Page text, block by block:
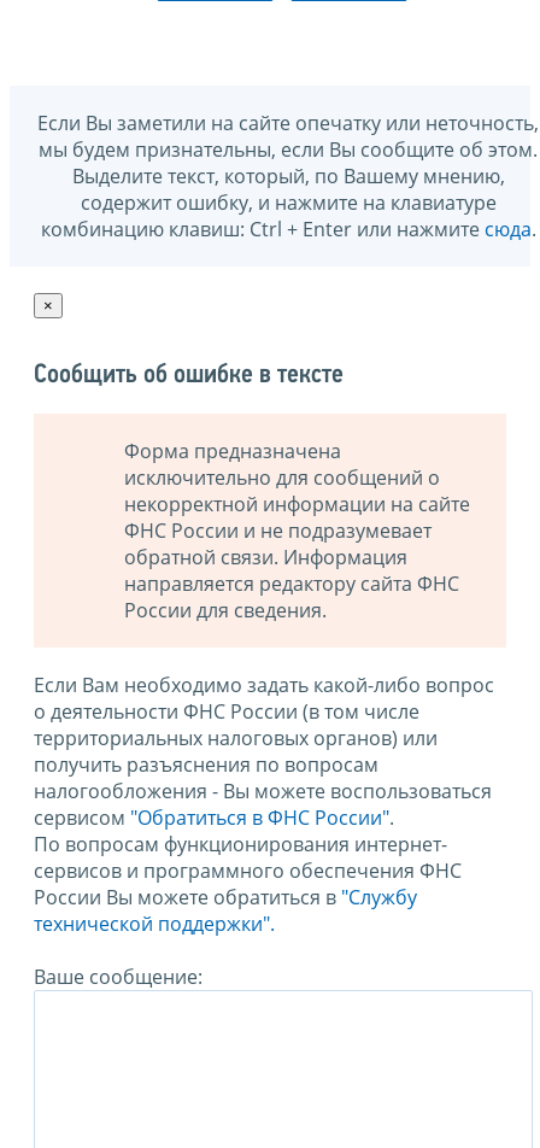
Если Вы заметили на сайте опечатку или неточность,
мы будем признательны, если Вы сообщите об этом.
Выделите текст, который, по Вашему мнению,
содержит ошибку, и нажмите на клавиатуре
комбинацию клавиш: Ctrl + Enter или нажмите сюда.
×
Сообщить об ошибке в тексте
Форма предназначена
исключительно для сообщений о
некорректной информации на сайте
ФНС России и не подразумевает
обратной связи. Информация
направляется редактору сайта ФНС
России для сведения.
Если Вам необходимо задать какой-либо вопрос
о деятельности ФНС России (в том числе
территориальных налоговых органов) или
получить разъяснения по вопросам
налогообложения - Вы можете воспользоваться
сервисом "Обратиться в ФНС России".
По вопросам функционирования интернет-
сервисов и программного обеспечения ФНС
России Вы можете обратиться в "Службу
технической поддержки".
Ваше сообщение: